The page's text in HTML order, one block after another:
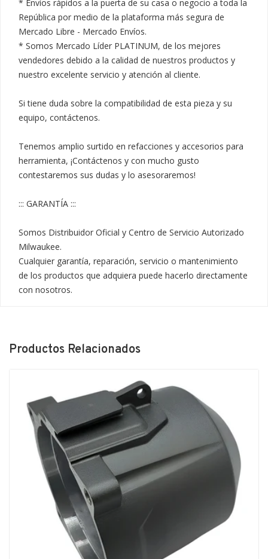
* Envíos rápidos a la puerta de su casa o negocio a toda la
República por medio de la plataforma más segura de
Mercado Libre - Mercado Envíos.
* Somos Mercado Líder PLATINUM, de los mejores
vendedores debido a la calidad de nuestros productos y
nuestro excelente servicio y atención al cliente.
Si tiene duda sobre la compatibilidad de esta pieza y su
equipo, contáctenos.
Tenemos amplio surtido en refacciones y accesorios para
herramienta, ¡Contáctenos y con mucho gusto
contestaremos sus dudas y lo asesoraremos!
::: GARANTÍA :::
Somos Distribuidor Oficial y Centro de Servicio Autorizado
Milwaukee.
Cualquier garantía, reparación, servicio o mantenimiento
de los productos que adquiera puede hacerlo directamente
con nosotros.
Productos Relacionados